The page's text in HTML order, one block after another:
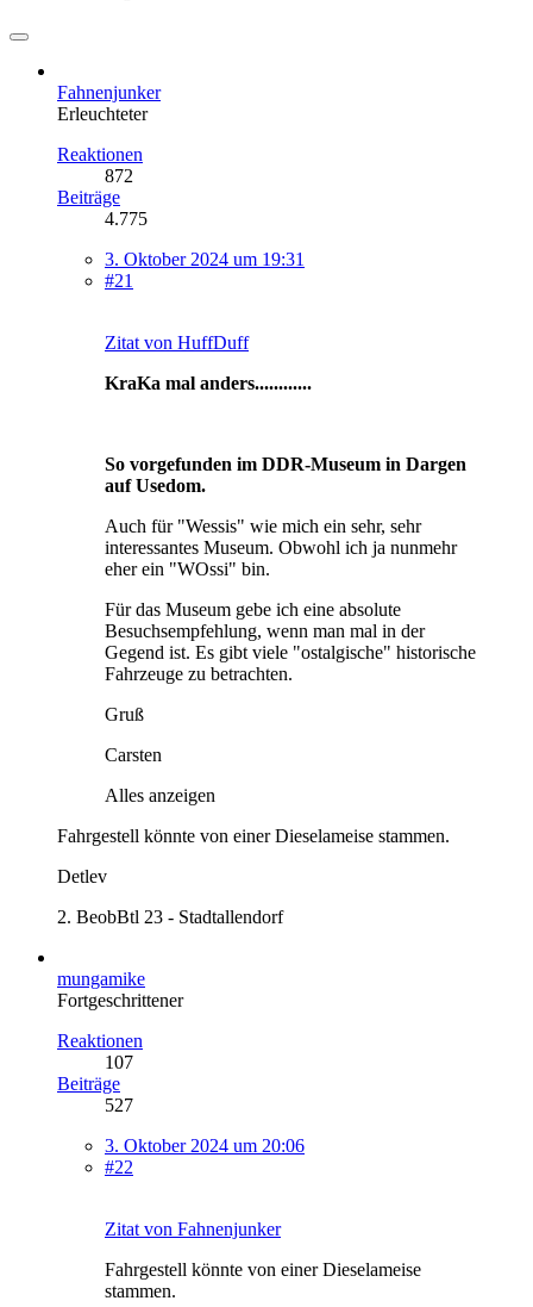
Fahnenjunker
Erleuchteter
Reaktionen
872
Beiträge
4.775
3. Oktober 2024 um 19:31
#21
Zitat von HuffDuff
KraKa mal anders............
So vorgefunden im DDR-Museum in Dargen
auf Usedom.
Auch für "Wessis" wie mich ein sehr, sehr
interessantes Museum. Obwohl ich ja nunmehr
eher ein "WOssi" bin.
Für das Museum gebe ich eine absolute
Besuchsempfehlung, wenn man mal in der
Gegend ist. Es gibt viele "ostalgische" historische
Fahrzeuge zu betrachten.
Gruß
Carsten
Alles anzeigen
Fahrgestell könnte von einer Dieselameise stammen.
Detlev
2. BeobBtl 23 - Stadtallendorf
mungamike
Fortgeschrittener
Reaktionen
107
Beiträge
527
3. Oktober 2024 um 20:06
#22
Zitat von Fahnenjunker
Fahrgestell könnte von einer Dieselameise
stammen.